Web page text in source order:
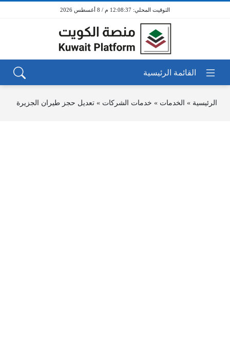
12:08:37 م / 8 أغسطس 2026
الرئيسية » الخدمات » خدمات الشركات » تعديل حجز طيران الجزيرة